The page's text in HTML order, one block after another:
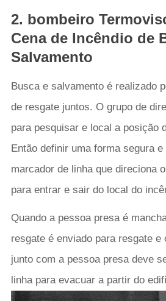
2. bombeiro
Cena de Incêndio de
Salvamento
Busca e salvamento é realizado
de resgate juntos. O grupo de
para pesquisar e local a posição
Então definir uma forma segura
marcador de linha que direciona
para entrar e sair do local do
Quando a pessoa presa é
resgate é enviado para resgate e
junto com a pessoa presa deve
linha para evacuar a partir do